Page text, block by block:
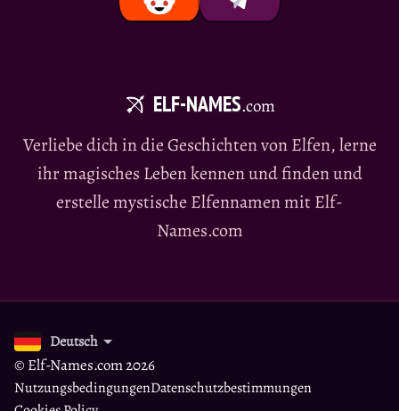
ELF-NAMES.com
Verliebe dich in die Geschichten von Elfen, lerne
ihr magisches Leben kennen und finden und
erstelle mystische Elfennamen mit Elf-
Names.com
Deutsch
© Elf-Names.com 2026
NutzungsbedingungenDatenschutzbestimmungen